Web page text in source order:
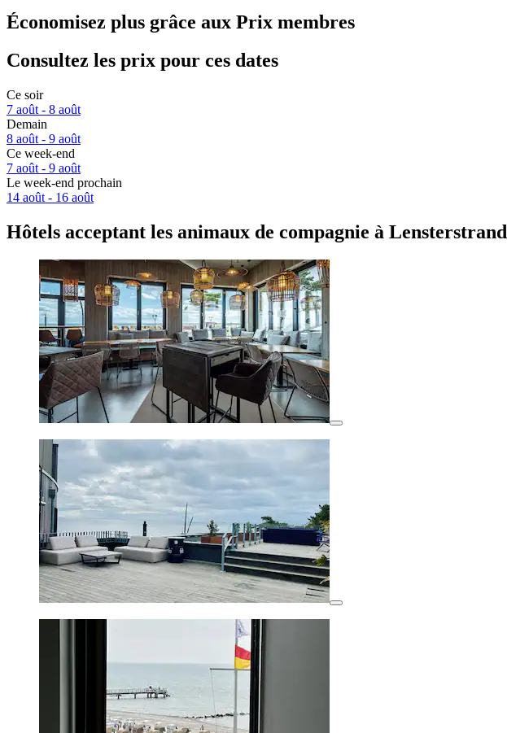
Économisez plus grâce aux Prix membres
Consultez les prix pour ces dates
Ce soir
7 août - 8 août
Demain
8 août - 9 août
Ce week-end
7 août - 9 août
Le week-end prochain
14 août - 16 août
Hôtels acceptant les animaux de compagnie à Lensterstrand